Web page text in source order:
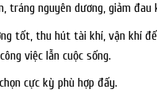
tráng nguyên dương, giảm
tốt, thu hút tài khí, vận khí
việc lẫn cuộc sống.
cực kỳ phù hợp đấy.